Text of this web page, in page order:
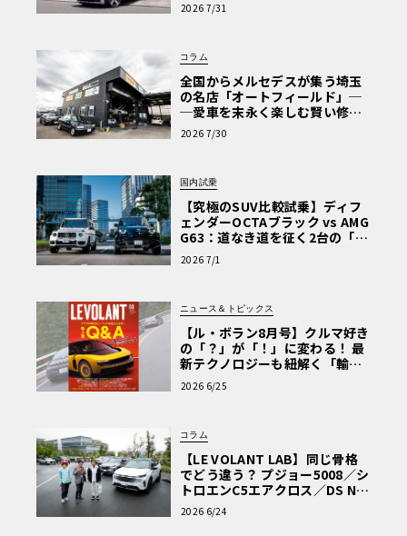
Why? Hyundai?】〈PR〉
2026 7/31
コラム
全国からメルセデスが集う埼玉
の名店「オートフィールド」─
─愛車を末永く楽しむ賢い修理
術と、プロがフックス製オイル
を選ぶ理由〈PR〉
2026 7/30
国内試乗
【究極のSUV比較試乗】ディフ
ェンダーOCTAブラック vs AMG
G63：道なき道を征く2台の「対
極的アプローチ」
2026 7/1
ニュース＆トピックス
【ル・ボラン8月号】クルマ好き
の「？」が「！」に変わる！ 最
新テクノロジーも紐解く「輸入
車Q&A」
2026 6/25
コラム
【LE VOLANT LAB】同じ骨格
でどう違う？ プジョー5008／シ
トロエンC5エアクロス／DS Nº4
読者一気乗りレポート
2026 6/24